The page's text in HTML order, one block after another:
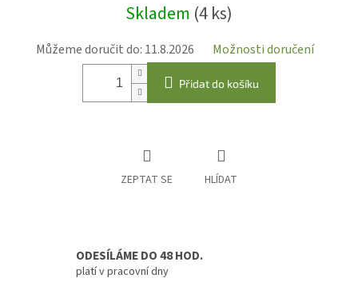
cena:
Skladem (4 ks)
Můžeme doručit do: 11.8.2026 Možnosti doručení
Přidat do košíku
ZEPTAT SE HLÍDAT
ODESÍLÁME DO 48 HOD.
platí v pracovní dny